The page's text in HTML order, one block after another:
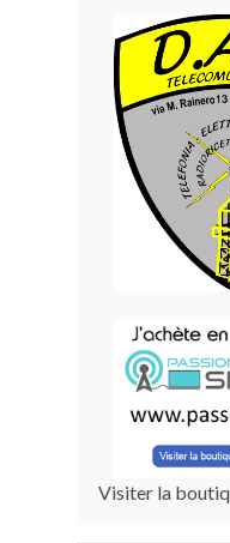
Visiter la